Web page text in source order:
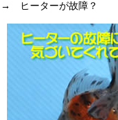
→ ヒーターが故障？